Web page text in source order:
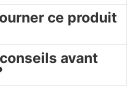
ce produit
avant